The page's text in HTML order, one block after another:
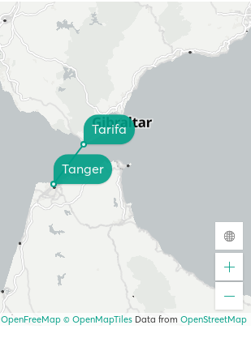
Tanger
Tarifa
OpenFreeMap © OpenMapTiles Data from OpenStreetMap